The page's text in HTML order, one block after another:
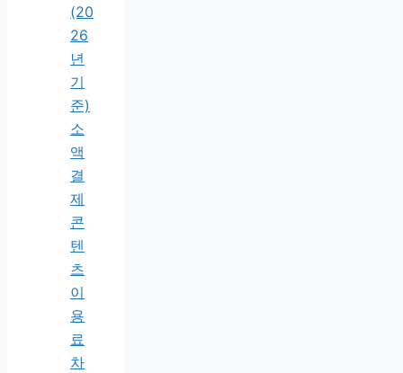
(20
26
년
기
준)
소
액
결
제
콘
텐
츠
이
용
료
차